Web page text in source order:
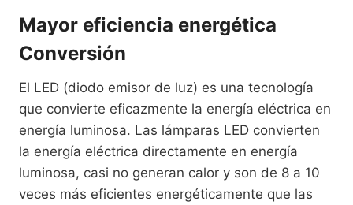
Mayor eficiencia energética
Conversión
El LED (diodo emisor de luz) es una tecnología
que convierte eficazmente la energía eléctrica en
energía luminosa. Las lámparas LED convierten
la energía eléctrica directamente en energía
luminosa, casi no generan calor y son de 8 a 10
veces más eficientes energéticamente que las